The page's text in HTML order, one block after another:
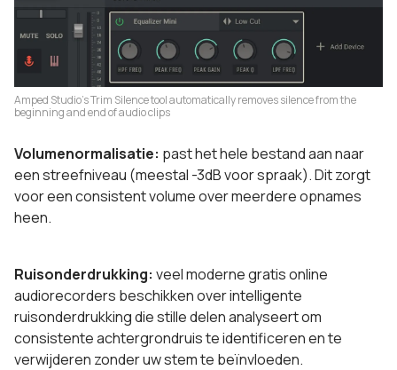
Amped Studio’s Trim Silence tool automatically removes silence from the
beginning and end of audio clips
Volumenormalisatie: past het hele bestand aan naar
een streefniveau (meestal -3dB voor spraak). Dit zorgt
voor een consistent volume over meerdere opnames
heen.
Ruisonderdrukking: veel moderne gratis online
audiorecorders beschikken over intelligente
ruisonderdrukking die stille delen analyseert om
consistente achtergrondruis te identificeren en te
verwijderen zonder uw stem te beïnvloeden.